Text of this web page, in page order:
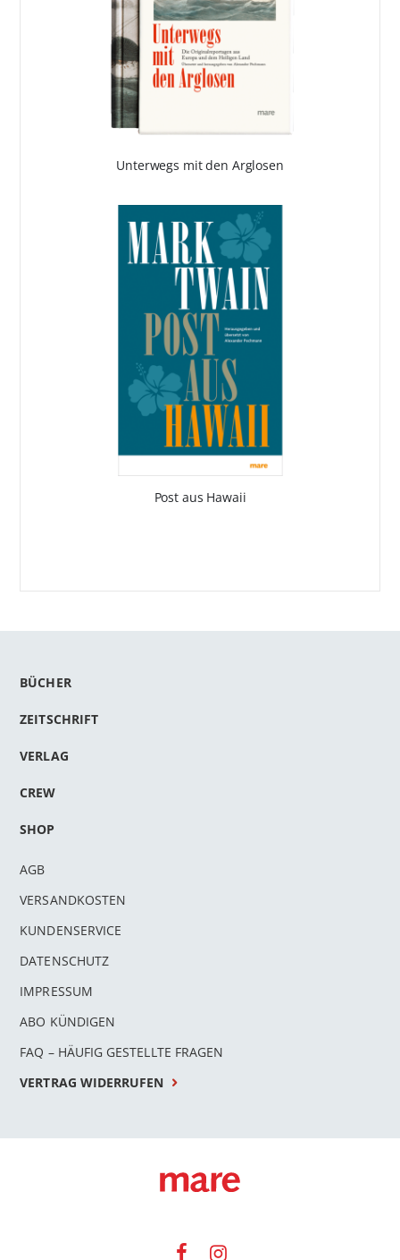
Unterwegs mit den Arglosen
Post aus Hawaii
BÜCHER
ZEITSCHRIFT
VERLAG
CREW
SHOP
AGB
VERSANDKOSTEN
KUNDENSERVICE
DATENSCHUTZ
IMPRESSUM
ABO KÜNDIGEN
FAQ – HÄUFIG GESTELLTE FRAGEN
VERTRAG WIDERRUFEN